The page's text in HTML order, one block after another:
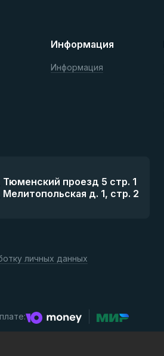
Информация
Информация
Тюменский проезд 5 стр. 1
д. 1, стр. 2
личных данных